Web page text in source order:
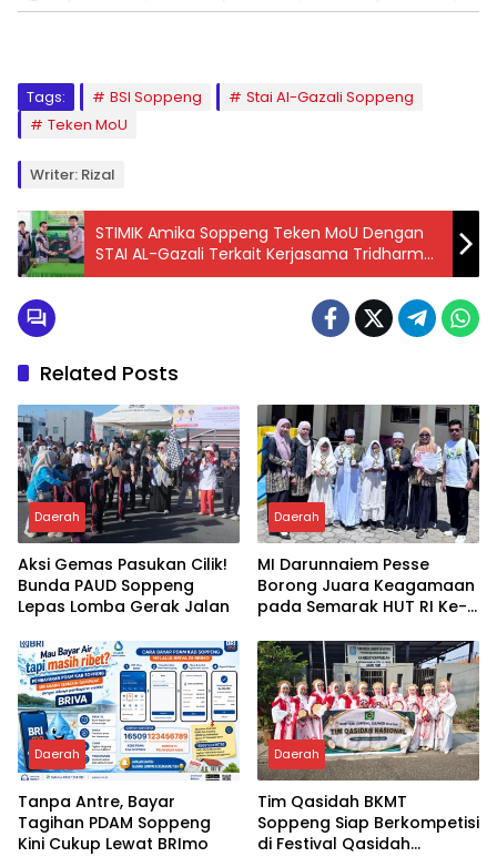
Tags: BSI Soppeng
Stai Al-Gazali Soppeng
Teken MoU
Writer: Rizal
STIMIK Amika Soppeng Teken MoU Dengan
STAI AL-Gazali Terkait Kerjasama Tridharma
Perguruan Tinggi
Related Posts
Daerah
Aksi Gemas Pasukan Cilik!
Bunda PAUD Soppeng
Lepas Lomba Gerak Jalan
Daerah
MI Darunnaiem Pesse
Borong Juara Keagamaan
pada Semarak HUT RI Ke-
Daerah
Tanpa Antre, Bayar
Tagihan PDAM Soppeng
Kini Cukup Lewat BRImo
Daerah
Tim Qasidah BKMT
Soppeng Siap Berkompetisi
di Festival Qasidah